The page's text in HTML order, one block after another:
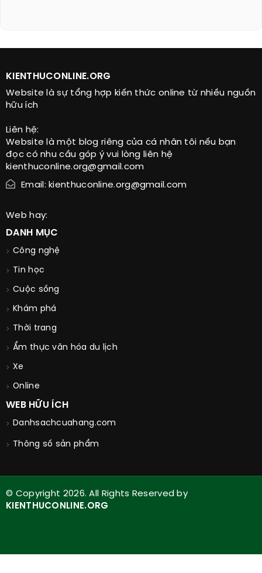
KIENTHUCONLINE.ORG
Website là sự tổng hợp kiến thức online từ nhiều nguồn
hữu ích
Liên hệ:
Website là một blog riêng của cá nhân tôi nếu bạn
đọc có nhu cầu góp ý vui lòng liên hệ
kienthuconline.org@gmail.com
Email: kienthuconline.org@gmail.com
Web hay:
DANH MỤC
Công nghệ
Tin học
Cuộc sống
Khám phá
Thời trang
Ẩm thực văn hóa du lịch
Xe
Online
WEB HỮU ÍCH
Danhsachcuahang.com
Thông số sản phẩm
© Copyright 2026. All Rights Reserved by
KIENTHUCONLINE.ORG